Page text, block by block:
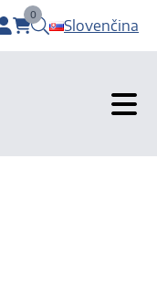
0
items in cart, view
Slovenčina